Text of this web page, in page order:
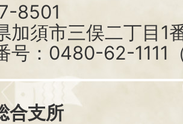
8501
加須市三俣二丁目1
号：0480-62-1111
合支所